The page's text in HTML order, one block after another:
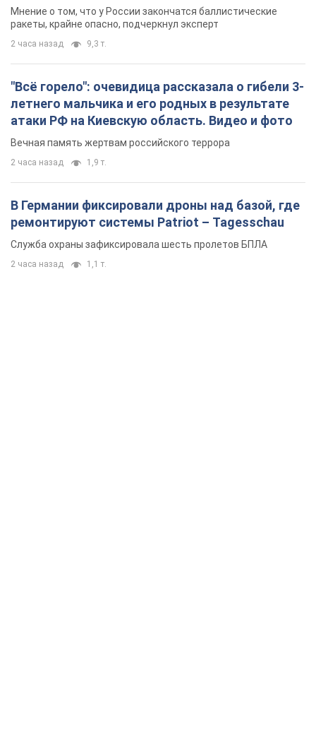
Мнение о том, что у России закончатся баллистические
ракеты, крайне опасно, подчеркнул эксперт
2 часа назад 9,3 т.
"Всё горело": очевидица рассказала о гибели 3-
летнего мальчика и его родных в результате
атаки РФ на Киевскую область. Видео и фото
Вечная память жертвам российского террора
2 часа назад 1,9 т.
В Германии фиксировали дроны над базой, где
ремонтируют системы Patriot – Tagesschau
Служба охраны зафиксировала шесть пролетов БПЛА
2 часа назад 1,1 т.